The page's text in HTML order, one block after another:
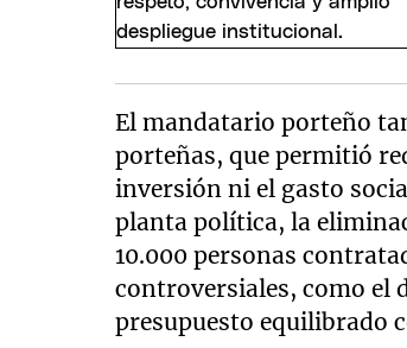
El mandatario porteño
porteñas, que permitió
inversión ni el gasto
planta política, la
10.000 personas
controversiales, como el
presupuesto equilibrado